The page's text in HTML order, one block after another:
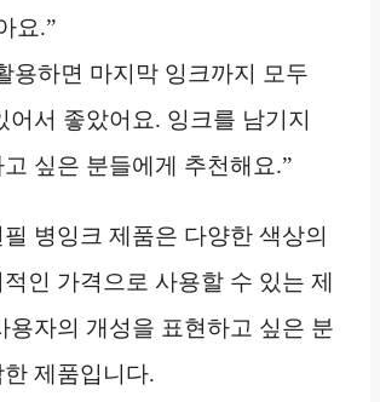
요.”
용하면 마지막 잉크까지 모두
어서 좋았어요. 잉크를 남기지
싶은 분들에게 추천해요.”
병잉크 제품은 다양한 색상의
인 가격으로 사용할 수 있는 제
용자의 개성을 표현하고 싶은 분
제품입니다.